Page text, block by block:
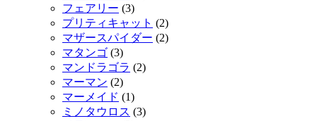
フェアリー (3)
プリティキャット (2)
マザースパイダー (2)
マタンゴ (3)
マンドラゴラ (2)
マーマン (2)
マーメイド (1)
ミノタウロス (3)